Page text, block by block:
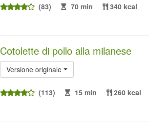
(83) 70 min 340 kcal
Cotolette di pollo alla milanese
Versione originale
(113) 15 min 260 kcal